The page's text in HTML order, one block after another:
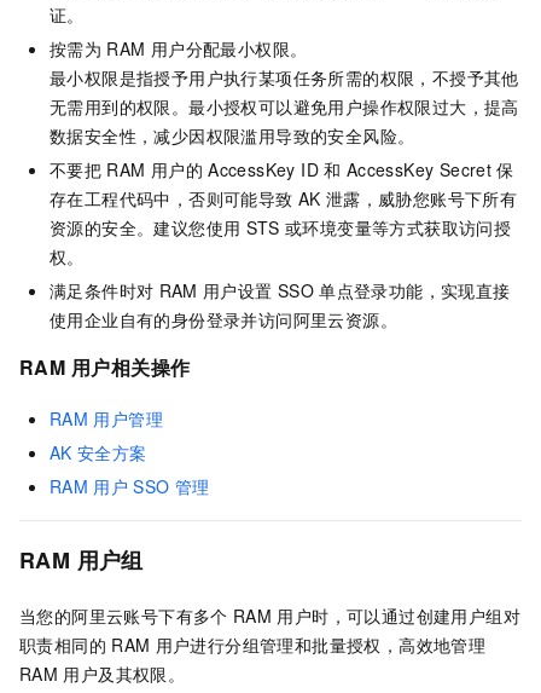
证。
按需为 RAM 用户分配最小权限。
最小权限是指授予用户执行某项任务所需的权限，不授予其他
无需用到的权限。最小授权可以避免用户操作权限过大，提高
数据安全性，减少因权限滥用导致的安全风险。
不要把 RAM 用户的 AccessKey ID 和 AccessKey Secret 保
存在工程代码中，否则可能导致 AK 泄露，威胁您账号下所有
资源的安全。建议您使用 STS 或环境变量等方式获取访问授
权。
满足条件时对 RAM 用户设置 SSO 单点登录功能，实现直接
使用企业自有的身份登录并访问阿里云资源。
RAM 用户相关操作
RAM 用户管理
AK 安全方案
RAM 用户 SSO 管理
RAM 用户组
当您的阿里云账号下有多个 RAM 用户时，可以通过创建用户组对
职责相同的 RAM 用户进行分组管理和批量授权，高效地管理
RAM 用户及其权限。